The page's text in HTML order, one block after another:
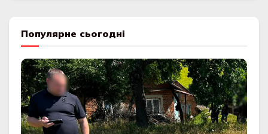
Популярне сьогодні